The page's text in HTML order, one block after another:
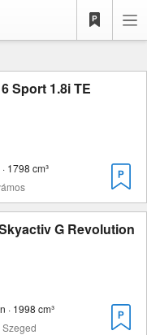
Sport 1.8i TE
1798 cm³
G Revolution
· 1998 cm³
Szeged